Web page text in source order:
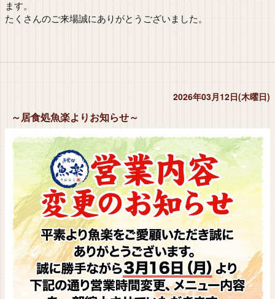
ます。
たくさんのご来場誠にありがとうございました。
2026年03月12日(木曜日)
～居食処魚楽よりお知らせ～